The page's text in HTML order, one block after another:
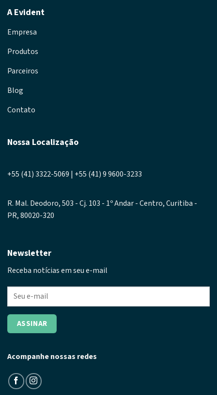
A Evident
Empresa
Produtos
Parceiros
Blog
Contato
Nossa Localização
+55 (41) 3322-5069 | +55 (41) 9 9600-3233
R. Mal. Deodoro, 503 - Cj. 103 - 1º Andar - Centro, Curitiba -
PR, 80020-320
Newsletter
Receba notícias em seu e-mail
Acompanhe nossas redes